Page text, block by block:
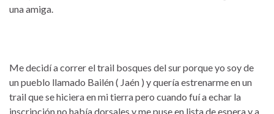
una amiga.
Me decidí a correr el trail bosques del sur porque yo soy de
un pueblo llamado Bailén ( Jaén ) y quería estrenarme en un
trail que se hiciera en mi tierra pero cuando fuí a echar la
inscripción no había dorsales y me puse en lista de espera y a